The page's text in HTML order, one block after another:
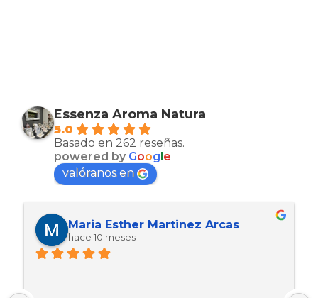
Essenza Aroma Natura
5.0
Basado en 262 reseñas.
powered by Goog e
valóranos en
Maria Esther Martinez Arcas
hace 10 meses